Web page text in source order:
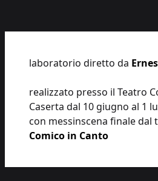
laboratorio diretto da
realizzato presso il Teatro
Caserta dal 10 giugno al 1
con messinscena finale dal
Comico in Canto